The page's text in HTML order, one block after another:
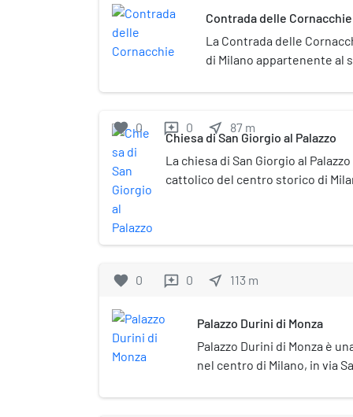
Contrada delle Cornacchie
La Contrada delle
di Milano appartenente al
favorite 0 reviews 0 near_me 87 m
Chiesa di San Giorgio al Palazzo
La chiesa di San Giorgio al
cattolico del centro storico di
antiche vestigia del palazzo
cui il nome della chiesa) voluto da
quattro parti in cui era suddiviso
Mediolanum (la moderna Milano)
favorite 0 reviews 0 near_me 113 m
Palazzo Durini di Monza
Palazzo Durini di Monza è
nel centro di Milano, in via